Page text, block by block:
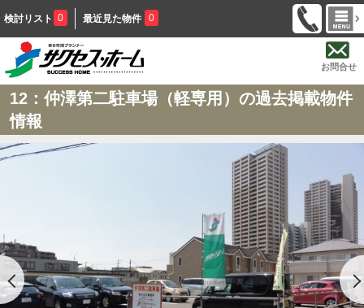
検討リスト 0 最近見た物件 0
お問合せ
12：仲澤第二駐車場（軽専用）の過去掲載物件
情報